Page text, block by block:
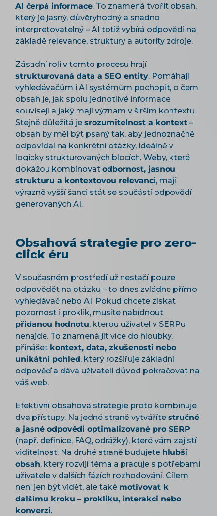
AI čerpá informace. To znamená tvořit obsah,
který je jasný, důvěryhodný a snadno
interpretovatelný – AI totiž vybírá odpovědi na
základě relevance, struktury a autority zdroje.
Zásadní roli v tomto procesu hrají
strukturovaná data a SEO entity. Pomáhají
vyhledávačům i AI systémům pochopit, o čem
obsah je, jak spolu jednotlivé informace
souvisejí a jaký mají význam v širším kontextu.
Stejně důležitá je srozumitelnost a kontext –
obsah by měl být psaný tak, aby jednoznačně
odpovídal na konkrétní otázky, ideálně v
logicky strukturovaných blocích. Weby, které
dokážou kombinovat odbornost, jasnou
strukturu a kontextovou relevanci, mají
výrazně vyšší šanci stát se součástí odpovědí
generovaných AI.
Obsahová strategie pro zero-
click éru
V současném prostředí už nestačí pouze
odpovědět na otázku – to dnes zvládne přímo
vyhledávač nebo AI. Pokud chcete získat
pozornost i proklik, musíte nabídnout
přidanou hodnotu, kterou uživatel v SERPu
nenajde. To znamená jít více do hloubky,
přinášet kontext, data, zkušenosti nebo
unikátní pohled, který rozšiřuje základní
odpověď a dává uživateli důvod pokračovat na
váš web.
Efektivní obsahová strategie proto kombinuje
dva přístupy. Na jedné straně vytváříte stručné
a jasné odpovědi optimalizované pro SERP
(např. definice, FAQ, odrážky), které vám zajistí
viditelnost. Na druhé straně budujete hlubší
obsah, který rozvíjí téma a pracuje s potřebami
uživatele v dalších fázích rozhodování. Cílem
není jen být vidět, ale také motivovat k
dalšímu kroku – prokliku, interakci nebo
konverzi.